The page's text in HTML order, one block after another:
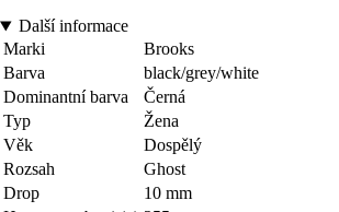
Další informace
Marki
Brooks
Barva
black/grey/white
Dominantní barva
Černá
Typ
Žena
Věk
Dospělý
Rozsah
Ghost
Drop
10 mm